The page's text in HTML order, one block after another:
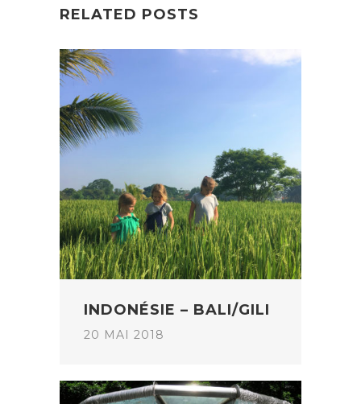
RELATED POSTS
INDONÉSIE – BALI/GILI
20 MAI 2018